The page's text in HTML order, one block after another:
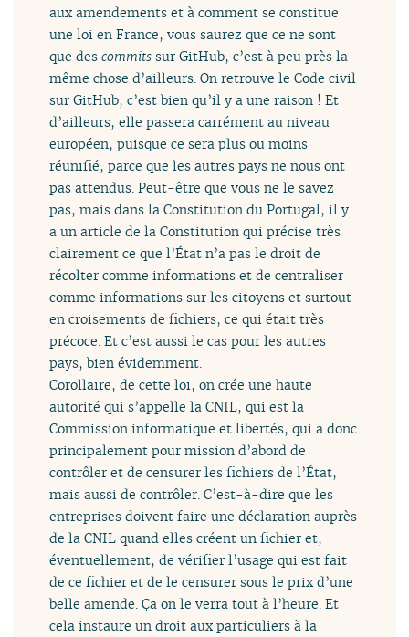
aux amendements et à comment se constitue
une loi en France, vous saurez que ce ne sont
que descommits sur GitHub, c’est à peu près la
même chose d’ailleurs. On retrouve le Code civil
sur GitHub, c’est bien qu’il y a une raison ! Et
d’ailleurs, elle passera carrément au niveau
européen, puisque ce sera plus ou moins
réunifié, parce que les autres pays ne nous ont
pas attendus. Peut-être que vous ne le savez
pas, mais dans la Constitution du Portugal, il y
a un article de la Constitution qui précise très
clairement ce que l’État n’a pas le droit de
récolter comme informations et de centraliser
comme informations sur les citoyens et surtout
en croisements de fichiers, ce qui était très
précoce. Et c’est aussi le cas pour les autres
pays, bien évidemment.
Corollaire, de cette loi, on crée une haute
autorité qui s’appelle la CNIL, qui est la
Commission informatique et libertés, qui a donc
principalement pour mission d’abord de
contrôler et de censurer les fichiers de l’État,
mais aussi de contrôler. C’est-à-dire que les
entreprises doivent faire une déclaration auprès
de la CNIL quand elles créent un fichier et,
éventuellement, de vérifier l’usage qui est fait
de ce fichier et de le censurer sous le prix d’une
belle amende. Ça on le verra tout à l’heure. Et
cela instaure un droit aux particuliers à la